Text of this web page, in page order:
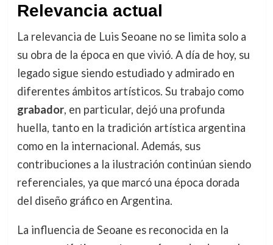
Relevancia actual
La relevancia de Luis Seoane no se limita solo a
su obra de la época en que vivió. A día de hoy, su
legado sigue siendo estudiado y admirado en
diferentes ámbitos artísticos. Su trabajo como
grabador, en particular, dejó una profunda
huella, tanto en la tradición artística argentina
como en la internacional. Además, sus
contribuciones a la ilustración continúan siendo
referenciales, ya que marcó una época dorada
del diseño gráfico en Argentina.
La influencia de Seoane es reconocida en la